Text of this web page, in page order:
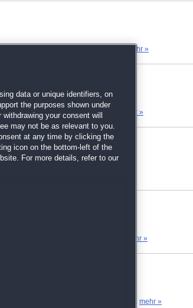
Dämon hat nicht nur Arbeiter bei...
mehr »
vor. Also krempelt sie die Ärmel...
mehr »
1 Spielprinzip: 3-Gewinnt im...
es ein weiteres Genre gibt, dass...
mehr »
das zurecht: Denn wenn ich könnte,... mehr »
data or unique identifiers, on
the purposes shown under
your consent will
may not be as relevant to you.
at any time by clicking the
icon on the bottom-left of the
For more details, refer to our